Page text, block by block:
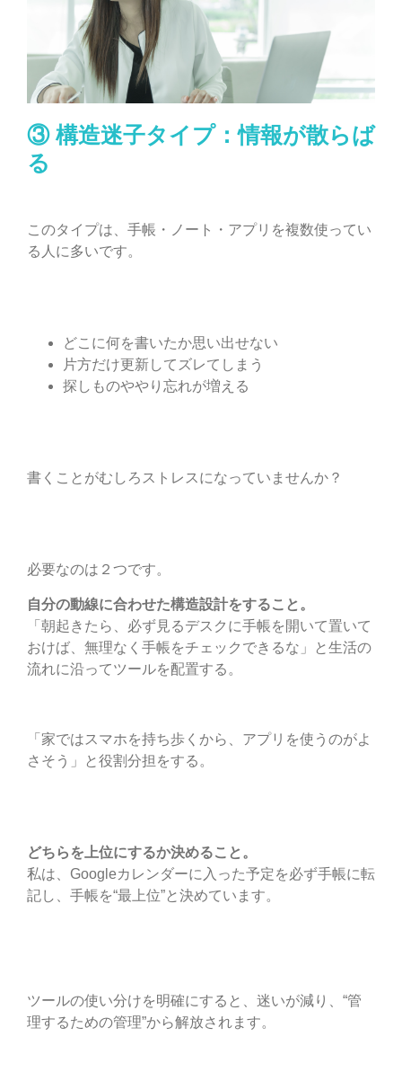
③ 構造迷子タイプ：情報が散らば
る
このタイプは、手帳・ノート・アプリを複数使ってい
る人に多いです。
どこに何を書いたか思い出せない
片方だけ更新してズレてしまう
探しものややり忘れが増える
書くことがむしろストレスになっていませんか？
必要なのは２つです。
自分の動線に合わせた構造設計をすること。
「朝起きたら、必ず見るデスクに手帳を開いて置いて
おけば、無理なく手帳をチェックできるな」と生活の
流れに沿ってツールを配置する。
「家ではスマホを持ち歩くから、アプリを使うのがよ
さそう」と役割分担をする。
どちらを上位にするか決めること。
私は、Googleカレンダーに入った予定を必ず手帳に転
記し、手帳を“最上位”と決めています。
ツールの使い分けを明確にすると、迷いが減り、“管
理するための管理”から解放されます。